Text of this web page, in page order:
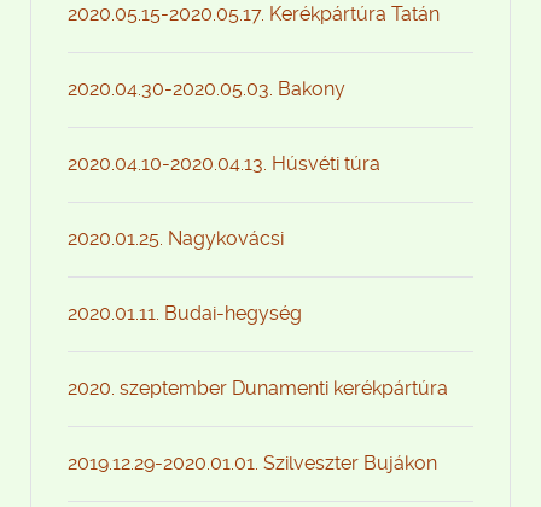
2020.05.15-2020.05.17. Kerékpártúra Tatán
2020.04.30-2020.05.03. Bakony
2020.04.10-2020.04.13. Húsvéti túra
2020.01.25. Nagykovácsi
2020.01.11. Budai-hegység
2020. szeptember Dunamenti kerékpártúra
2019.12.29-2020.01.01. Szilveszter Bujákon